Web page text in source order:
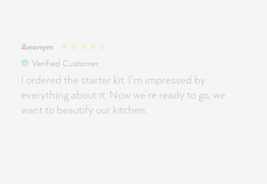
Anonym
Verified Customer
I ordered the starter kit. I'm impressed by
everything about it. Now we're ready to go, we
want to beautify our kitchen.